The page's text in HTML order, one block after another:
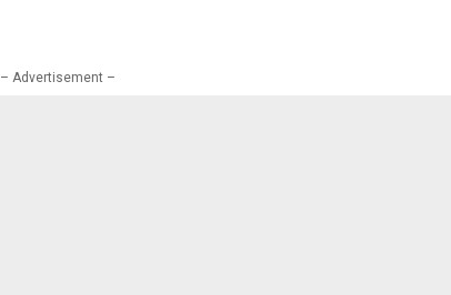
– Advertisement –